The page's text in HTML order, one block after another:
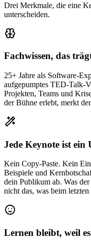
Drei Merkmale, die eine
unterscheiden.
Fachwissen, das
25+ Jahre als Software-
aufgepumptes TED-Talk-
Projekten, Teams und
der Bühne erlebt, merkt
Jede Keynote ist ein
Kein Copy-Paste. Kein
Beispiele und
dein Publikum ab. Was
nicht das, was beim
Lernen bleibt, weil